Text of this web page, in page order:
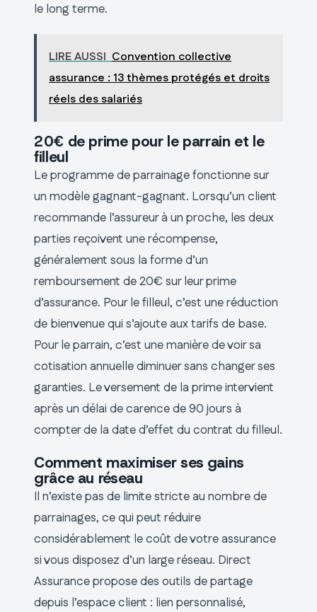
le long terme.
LIRE AUSSI Convention collective
assurance : 13 thèmes protégés et droits
réels des salariés
20€ de prime pour le parrain et le
filleul
Le programme de parrainage fonctionne sur
un modèle gagnant-gagnant. Lorsqu’un client
recommande l’assureur à un proche, les deux
parties reçoivent une récompense,
généralement sous la forme d’un
remboursement de 20€ sur leur prime
d’assurance. Pour le filleul, c’est une réduction
de bienvenue qui s’ajoute aux tarifs de base.
Pour le parrain, c’est une manière de voir sa
cotisation annuelle diminuer sans changer ses
garanties. Le versement de la prime intervient
après un délai de carence de 90 jours à
compter de la date d’effet du contrat du filleul.
Comment maximiser ses gains
grâce au réseau
Il n’existe pas de limite stricte au nombre de
parrainages, ce qui peut réduire
considérablement le coût de votre assurance
si vous disposez d’un large réseau. Direct
Assurance propose des outils de partage
depuis l’espace client : lien personnalisé,